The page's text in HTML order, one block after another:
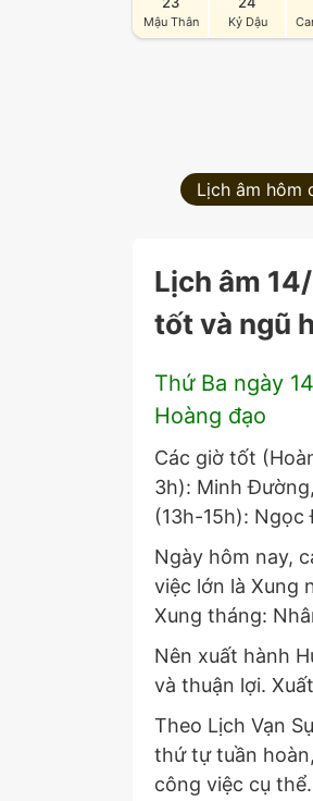
Mậu Thân Kỷ Dậu
Lịch âm hôm
Lịch âm
tốt và ngũ
Thứ Ba ngày
Hoàng đạo
Các giờ tốt
3h): Minh
(13h-15h): Ngọc
Ngày hôm nay,
việc lớn là Xung
Xung tháng:
Nên xuất hành
và thuận lợi.
Theo Lịch Vạn
thứ tự tuần
công việc cụ